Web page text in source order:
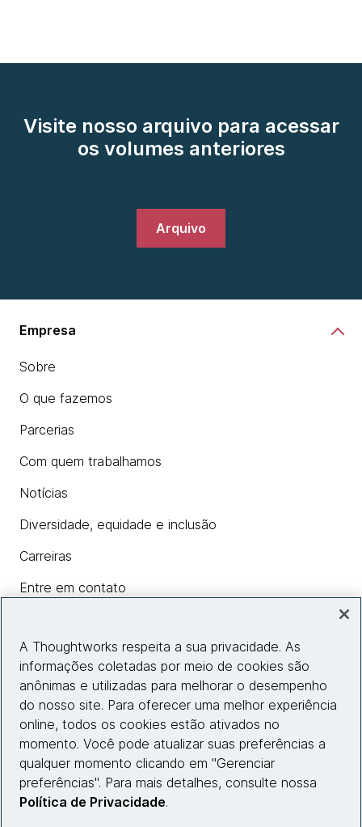
Visite nosso arquivo para acessar
os volumes anteriores
Arquivo
Empresa
Sobre
O que fazemos
Parcerias
Com quem trabalhamos
Notícias
Diversidade, equidade e inclusão
Carreiras
Entre em contato
Insights
Informações do site
Entre em contato
A Thoughtworks respeita a sua privacidade. As
informações coletadas por meio de cookies são
anônimas e utilizadas para melhorar o desempenho
do nosso site. Para oferecer uma melhor experiência
online, todos os cookies estão ativados no
momento. Você pode atualizar suas preferências a
qualquer momento clicando em "Gerenciar
preferências". Para mais detalhes, consulte nossa
Política de Privacidade.